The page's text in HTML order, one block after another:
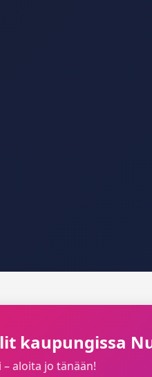
kaupungissa
aloita jo tänään!